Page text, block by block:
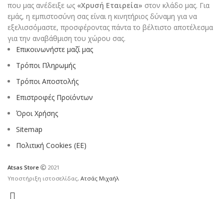
που μας ανέδειξε ως «Χρυσή Εταιρεία» στον κλάδο μας. Για
εμάς, η εμπιστοσύνη σας είναι η κινητήριος δύναμη για να
εξελισσόμαστε, προσφέροντας πάντα το βέλτιστο αποτέλεσμα
για την αναβάθμιση του χώρου σας.
Επικοινωνήστε μαζί μας
Τρόποι Πληρωμής
Τρόποι Αποστολής
Επιστροφές Προϊόντων
Όροι Χρήσης
Sitemap
Πολιτική Cookies (ΕΕ)
Atsas Store
2021
Υποστήριξη ιστοσελίδας, Ατσάς Μιχαήλ